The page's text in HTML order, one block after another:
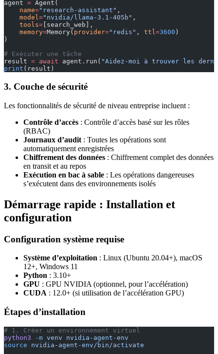
agent = Agent(
    name
="research-assistant" ,
    model
="nvidia/llama-3.1-405b" ,
    tools
= [search_web],
    memory
=Memory( provider="redis" , ttl=3600 )
)
# Exécuter une tâche
result = await agent.run( "Aidez-moi à trouver les
print (result)
3. Couche de sécurité
Les fonctionnalités de sécurité de niveau entreprise incluent :
Contrôle d’accès : Contrôle d’accès basé sur les rôles
(RBAC)
Journaux d’audit : Toutes les opérations sont
automatiquement enregistrées
Chiffrement des données : Chiffrement complet des données
en transit et au repos
Exécution en bac à sable : Les opérations dangereuses
s’exécutent dans des environnements isolés
Démarrage rapide : Installation et
configuration
Configuration système requise
Système d’exploitation : Linux (Ubuntu 20.04+), macOS
12+, Windows 11
Python : 3.10+
GPU : GPU NVIDIA (optionnel, pour l’accélération)
CUDA : 12.0+ (si utilisation de l’accélération GPU)
Étapes d’installation
# 1. Créer un environnement virtuel
python3 -m venv nvidia-agent-env
source nvidia-agent-env/bin/activate